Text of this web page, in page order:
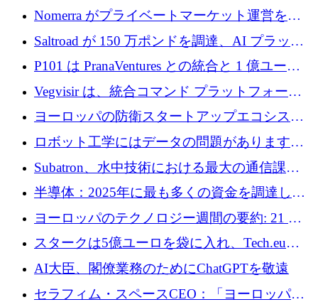
ドラウンドを終了
Nomerra がプライベートマーケット運営を自
動化するために 200 万ドルを調達
Saltroad が 150 万ポンドを調達、AI プラット
フォーム Ogma を買収して子ども向け言語療
法を拡大
P101 は PranaVentures との統合と 1 億ユーロ
のファンドによりシード投資に拡大
Vegvisir は、統合コマンド プラットフォーム
を通じて関連する無人システムを接続するた
ヨーロッパの防衛スタートアップエコシステ
ムとなったハッカソン
ロボット工学にはデータの問題があります。
Macrodata Labs はそれを解決したいと考えて
Subatron、水中技術における最大の通信課題
の 1 つに取り組むために 16 万 2,000 ユーロを
確保
半導体：2025年に最も多くの資金を調達した
10社
ヨーロッパのテクノロジー週間の要約: 21 億
ユーロの取引と Tech.eu Funding Explorer
スタークは5億ユーロを袋に入れ、Tech.eu
Funding Explorerの立ち上げ、そしてルクセン
ブルクの大きな野望
AI大臣、閣僚業務のためにChatGPTを敬遠
セラフィム・スペースCEO：「ヨーロッパは